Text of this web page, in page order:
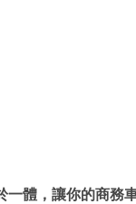
體，讓你的商務車